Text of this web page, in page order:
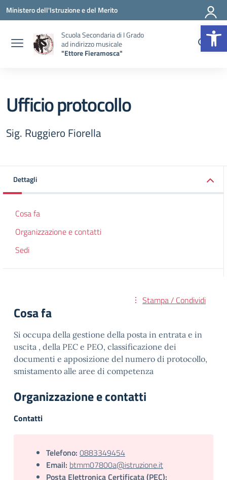
Vai ai contenuti
Vai al menu di navigazione
Vai al footer
Ministero dell'Istruzione e del Merito
Scuola Secondaria di I Grado
ad indirizzo musicale
"Ettore Fieramosca"
Ufficio protocollo
Sig. Ruggiero Fiorella
Dettagli
Cosa fa
Organizzazione e contatti
Sedi
Stampa / Condividi
Cosa fa
Si occupa della gestione della posta in entrata e in
uscita , della PEC e PEO, classificazione dei
documenti e apposizione del numero di protocollo,
smistamento alle aree di competenza
Organizzazione e contatti
Contatti
Telefono: 0883349454
Email: btmm07800a@istruzione.it
Posta Elettronica Certificata (PEC):